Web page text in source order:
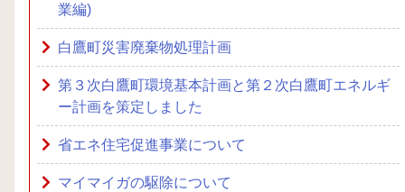
業編)
白鷹町災害廃棄物処理計画
第３次白鷹町環境基本計画と第２次白鷹町エネルギ
ー計画を策定しました
省エネ住宅促進事業について
マイマイガの駆除について